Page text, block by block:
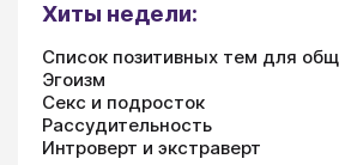
Хиты недели:
Список позитивных тем для
Эгоизм
Секс и подросток
Рассудительность
Интроверт и экстраверт